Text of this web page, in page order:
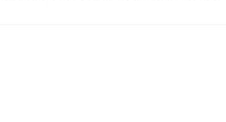
maar kan wel matige tot